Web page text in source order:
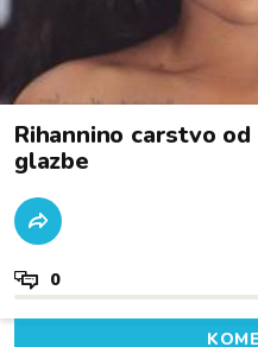
Rihannino carstvo
glazbe
0